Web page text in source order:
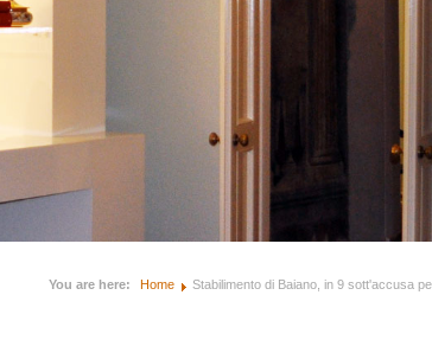
You are here: Home Stabilimento di Baiano, in 9 sott'accusa